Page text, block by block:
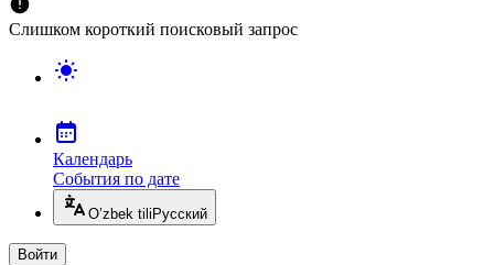
Слишком короткий поисковый запрос
Календарь
События по дате
O’zbek tili Русский
Войти